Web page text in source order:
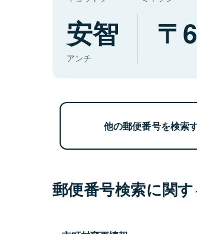
安智
アンチ
他の郵便番号を検索
郵便番号検索に関